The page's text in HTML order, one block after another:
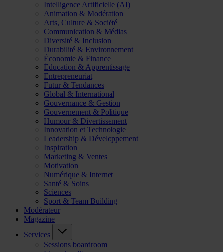
Intelligence Artificielle (AI)
Animation & Modération
Arts, Culture & Société
Communication & Médias
Diversité & Inclusion
Durabilité & Environnement
Économie & Finance
Éducation & Apprentissage
Entrepreneuriat
Futur & Tendances
Global & International
Gouvernance & Gestion
Gouvernement & Politique
Humour & Divertissement
Innovation et Technologie
Leadership & Développement
Inspiration
Marketing & Ventes
Motivation
Numérique & Internet
Santé & Soins
Sciences
Sport & Team Building
Modérateur
Magazine
Services
Sessions boardroom